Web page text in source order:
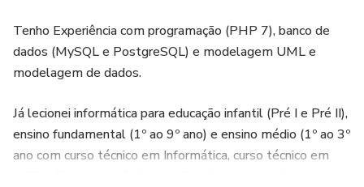
Tenho Experiência com programação (PHP 7), banco de
dados (MySQL e PostgreSQL) e modelagem UML e
modelagem de dados.
Já lecionei informática para educação infantil (Pré I e Pré II),
ensino fundamental (1º ao 9º ano) e ensino médio (1º ao 3º
ano com curso técnico em Informática, curso técnico em